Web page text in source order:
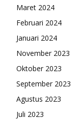
Maret 2024
Februari 2024
Januari 2024
November 2023
Oktober 2023
September 2023
Agustus 2023
Juli 2023